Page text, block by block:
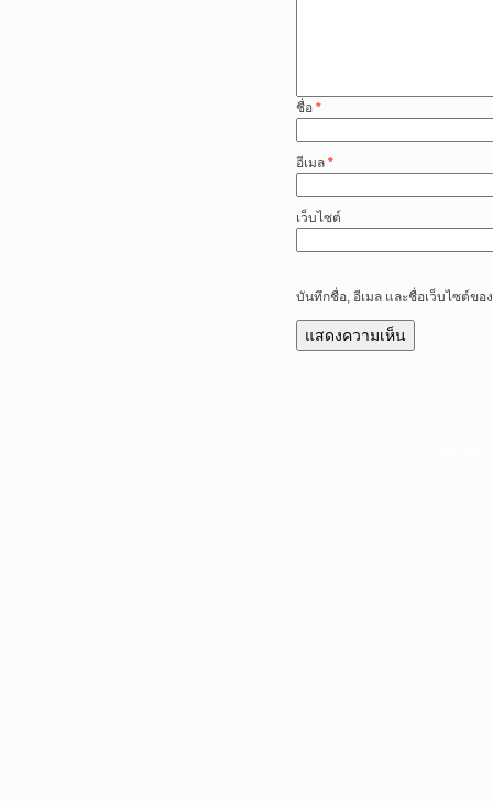
ชื่อ *
อีเมล *
เว็บไซต์
บันทึกชื่อ, อีเมล และชื่อเว็บไซต์ขอ